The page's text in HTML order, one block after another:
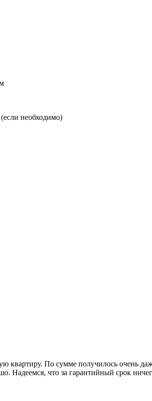
необходимо)
квартиру. По сумме получилось очень
Надеемся, что за гарантийный срок